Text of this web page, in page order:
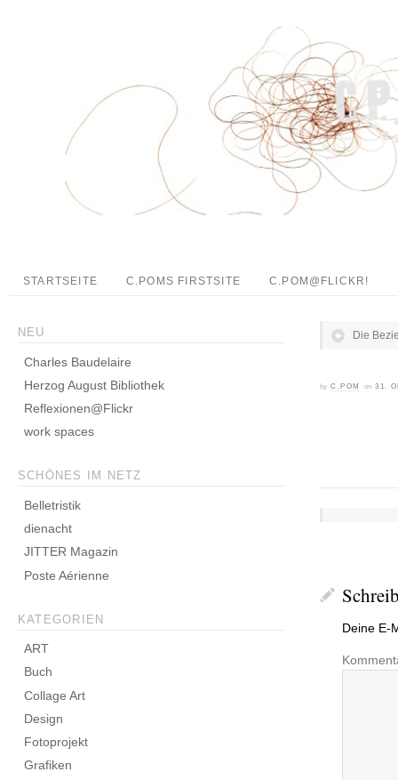
STARTSEITE C.POMS FIRSTSITE C.POM@FLICKR!
Die
by C.POM on 31.
Deine E-
NEU
Charles Baudelaire
Herzog August Bibliothek
Reflexionen@Flickr
work spaces
SCHÖNES IM NETZ
Belletristik
dienacht
JITTER Magazin
Poste Aérienne
KATEGORIEN
ART
Buch
Collage Art
Design
Fotoprojekt
Grafiken